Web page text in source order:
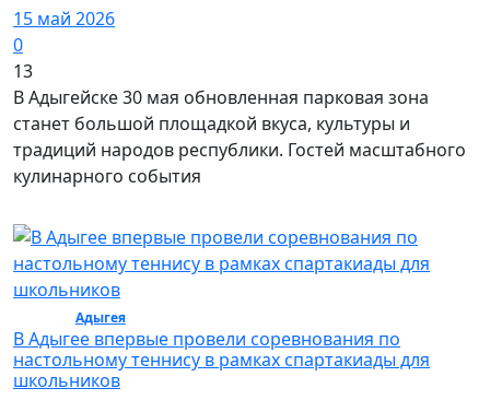
15 май 2026
0
13
В Адыгейске 30 мая обновленная парковая зона
станет большой площадкой вкуса, культуры и
традиций народов республики. Гостей масштабного
кулинарного события
Адыгея/ Спорт
В Адыгее впервые провели соревнования по
настольному теннису в рамках спартакиады для
школьников